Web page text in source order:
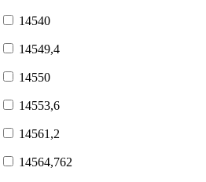
14540
14549,4
14550
14553,6
14561,2
14564,762